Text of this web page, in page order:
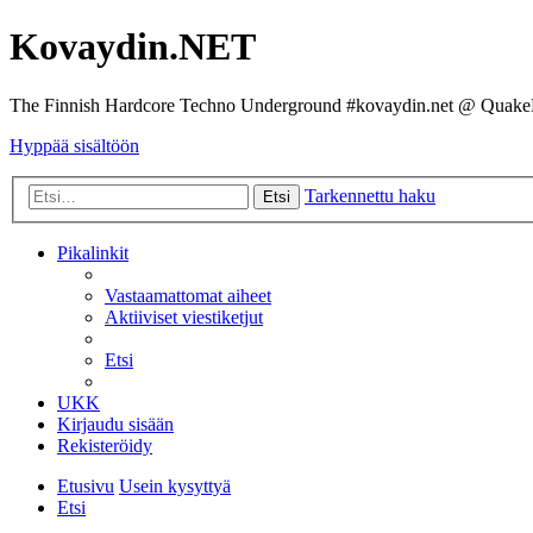
Kovaydin.NET
The Finnish Hardcore Techno Underground #kovaydin.net @
Hyppää sisältöön
Etsi Tarkennettu haku
Pikalinkit
Vastaamattomat aiheet
Aktiiviset viestiketjut
Etsi
UKK
Kirjaudu sisään
Rekisteröidy
Etusivu Usein kysyttyä
Etsi